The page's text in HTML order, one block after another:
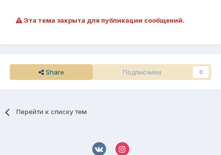
Эта тема закрыта для публикации сообщений.
Share Подписчики 0
Перейти к списку тем